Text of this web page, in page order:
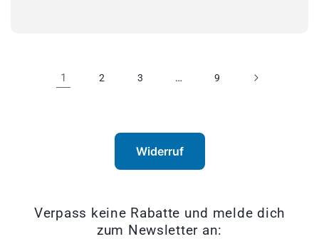
1 2 3 … 9
Widerruf
Verpass keine Rabatte und melde dich
zum Newsletter an: